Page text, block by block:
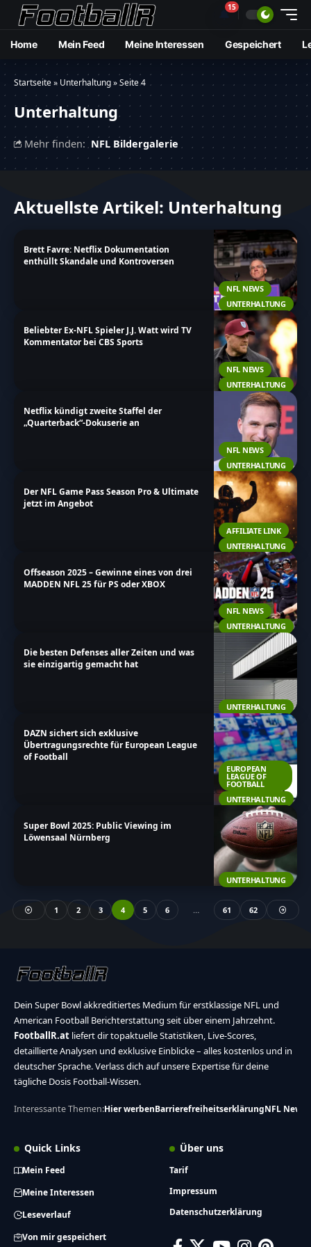
🔔15
Home Mein Feed Meine Interessen Gespeichert
Startseite» Unterhaltung»Seite 4
Unterhaltung
Mehr finden: NFL Bildergalerie
Aktuellste Artikel: Unterhaltung
NFL NEWS
UNTERHALTUNG
Brett Favre: Netflix Dokumentation
enthüllt Skandale und Kontroversen
NFL NEWS
UNTERHALTUNG
Beliebter Ex-NFL Spieler J.J. Watt wird TV
Kommentator bei CBS Sports
NFL NEWS
UNTERHALTUNG
Netflix kündigt zweite Staffel der
„Quarterback“-Dokuserie an
AFFILIATE LINK
UNTERHALTUNG
Der NFL Game Pass Season Pro & Ultimate
jetzt im Angebot
NFL NEWS
UNTERHALTUNG
Offseason 2025 – Gewinne eines von drei
MADDEN NFL 25 für PS oder XBOX
UNTERHALTUNG
Die besten Defenses aller Zeiten und was
sie einzigartig gemacht hat
EUROPEAN
LEAGUE OF
FOOTBALL
UNTERHALTUNG
DAZN sichert sich exklusive
Übertragungsrechte für European League
of Football
UNTERHALTUNG
Super Bowl 2025: Public Viewing im
Löwensaal Nürnberg
1 2 3 4 5 6 … 61 62
Dein Super Bowl akkreditiertes Medium für erstklassige NFL und
American Football Berichterstattung seit über einem Jahrzehnt.
FootballR.at liefert dir topaktuelle Statistiken, Live-Scores,
detaillierte Analysen und exklusive Einblicke – alles kostenlos und in
deutscher Sprache. Verlass dich auf unsere Expertise für deine
tägliche Dosis Football-Wissen.
Interessante Themen:Hier werbenBarrierefreiheitserklärungNFL News
Quick Links
Mein Feed
Meine Interessen
Leseverlauf
Von mir gespeichert
Über uns
Tarif
Impressum
Datenschutzerklärung